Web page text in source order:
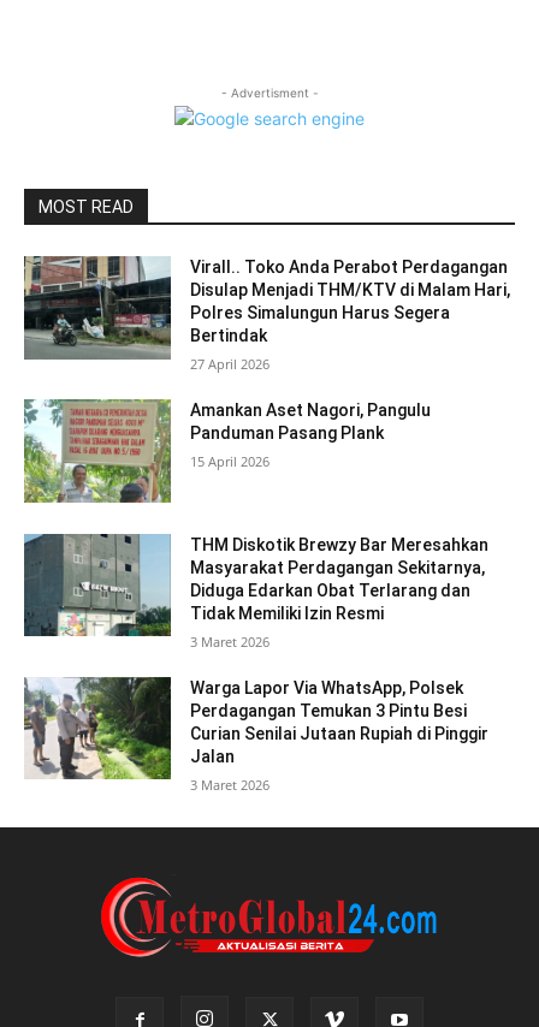
- Advertisment -
MOST READ
Virall.. Toko Anda Perabot Perdagangan
Disulap Menjadi THM/KTV di Malam Hari,
Polres Simalungun Harus Segera
Bertindak
27 April 2026
Amankan Aset Nagori, Pangulu
Panduman Pasang Plank
15 April 2026
THM Diskotik Brewzy Bar Meresahkan
Masyarakat Perdagangan Sekitarnya,
Diduga Edarkan Obat Terlarang dan
Tidak Memiliki Izin Resmi
3 Maret 2026
Warga Lapor Via WhatsApp, Polsek
Perdagangan Temukan 3 Pintu Besi
Curian Senilai Jutaan Rupiah di Pinggir
Jalan
3 Maret 2026